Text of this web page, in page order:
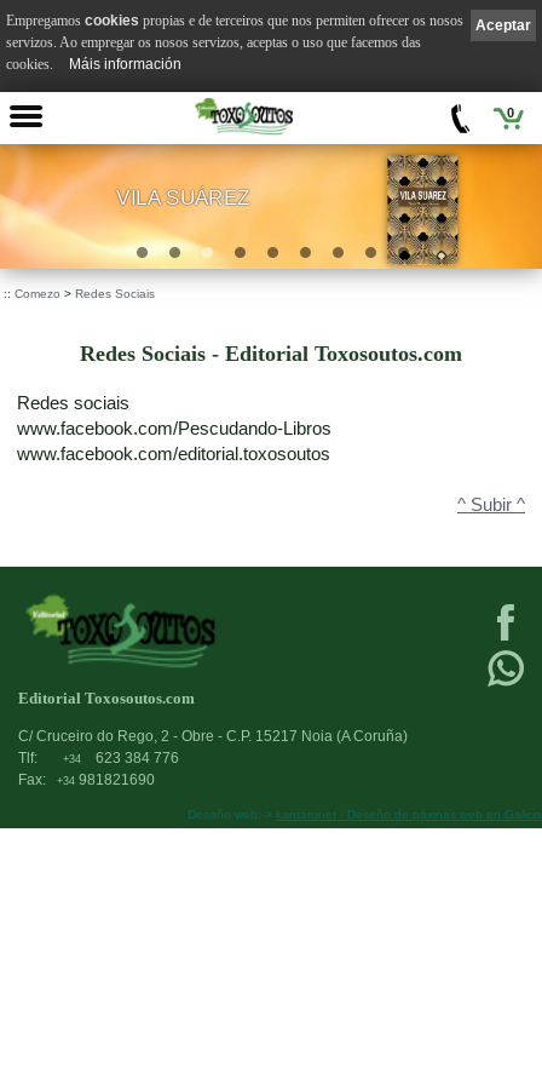
0
VILA SUÁREZ
:: Comezo > Redes Sociais
Redes Sociais - Editorial Toxosoutos.com
Redes sociais
www.facebook.com/Pescudando-Libros
www.facebook.com/editorial.toxosoutos
^ Subir ^
Editorial Toxosoutos.com
C/ Cruceiro do Rego, 2 - Obre - C.P. 15217 Noia (A Coruña)
Tlf:
+34
623 384 776
Fax:
+34 981821690
Deseño web:-> kantaronet - Deseño de páxinas web en Galicia
Aceptar
Empregamos cookies propias e de terceiros que nos permiten ofrecer os nosos
servizos. Ao empregar os nosos servizos, aceptas o uso que facemos das
cookies.
Máis información